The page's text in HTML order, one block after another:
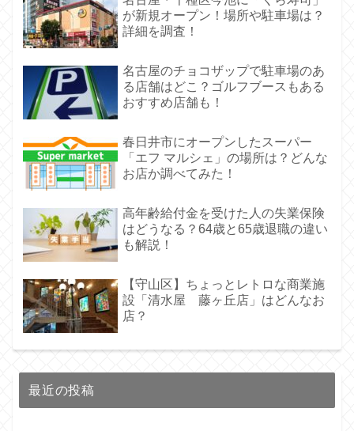
が新規オープン！場所や駐車場は？
詳細を調査！
名古屋のチョコザップで駐車場のあ
る店舗はどこ？ゴルフブースもある
おすすめ店舗も！
春日井市にオープンしたスーパー
「エフ マルシェ」の場所は？どんな
お店か調べてみた！
高年齢給付金を受けた人の失業保険
はどうなる？64歳と65歳退職の違い
も解説！
【守山区】ちょっとレトロな商業施
設「清水屋 藤ヶ丘店」はどんなお
店？
最近の投稿